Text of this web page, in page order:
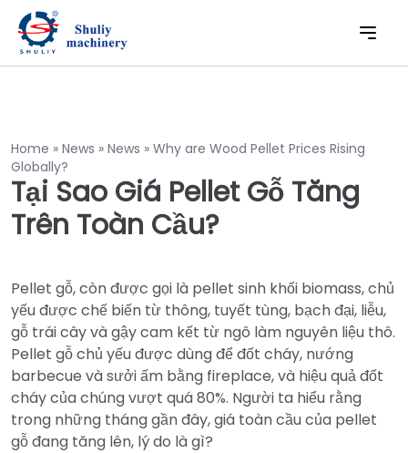
Home » News » News » Why are Wood Pellet Prices Rising
Globally?
Tại Sao Giá Pellet Gỗ Tăng
Trên Toàn Cầu?
Pellet gỗ, còn được gọi là pellet sinh khối biomass, chủ
yếu được chế biến từ thông, tuyết tùng, bạch đại, liễu,
gỗ trái cây và gậy cam kết từ ngô làm nguyên liệu thô.
Pellet gỗ chủ yếu được dùng để đốt cháy, nướng
barbecue và sưởi ấm bằng fireplace, và hiệu quả đốt
cháy của chúng vượt quá 80%. Người ta hiểu rằng
trong những tháng gần đây, giá toàn cầu của pellet
gỗ đang tăng lên, lý do là gì?